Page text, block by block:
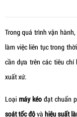
Trong quá trình vận hành,
làm việc liên tục trong
cần dựa trên các tiêu
xuất xứ.
Loại máy kéo đạt chuẩn
soát tốc độvà hiệu suất